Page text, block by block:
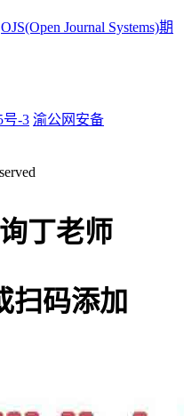
OJS(Open Journal Systems)期
号-3 渝公网安备
丁老师
扫码添加